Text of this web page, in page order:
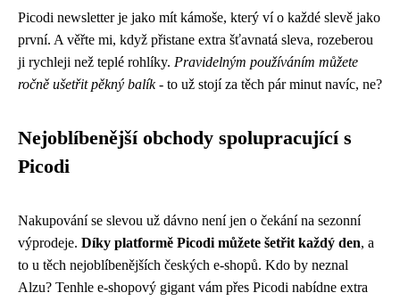
Picodi newsletter je jako mít kámoše, který ví o každé slevě jako
první. A věřte mi, když přistane extra šťavnatá sleva, rozeberou
ji rychleji než teplé rohlíky. Pravidelným používáním můžete
ročně ušetřit pěkný balík- to už stojí za těch pár minut navíc, ne?
Nejoblíbenější obchody spolupracující s
Picodi
Nakupování se slevou už dávno není jen o čekání na sezonní
výprodeje. Díky platformě Picodi můžete šetřit každý den, a
to u těch nejoblíbenějších českých e-shopů. Kdo by neznal
Alzu? Tenhle e-shopový gigant vám přes Picodi nabídne extra